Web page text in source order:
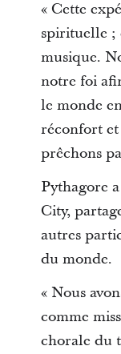
« Cette
spirituelle ;
musique.
notre foi
le monde
réconfort
prêchons
Pythagore
City,
autres
du monde.
« Nous
comme
chorale du